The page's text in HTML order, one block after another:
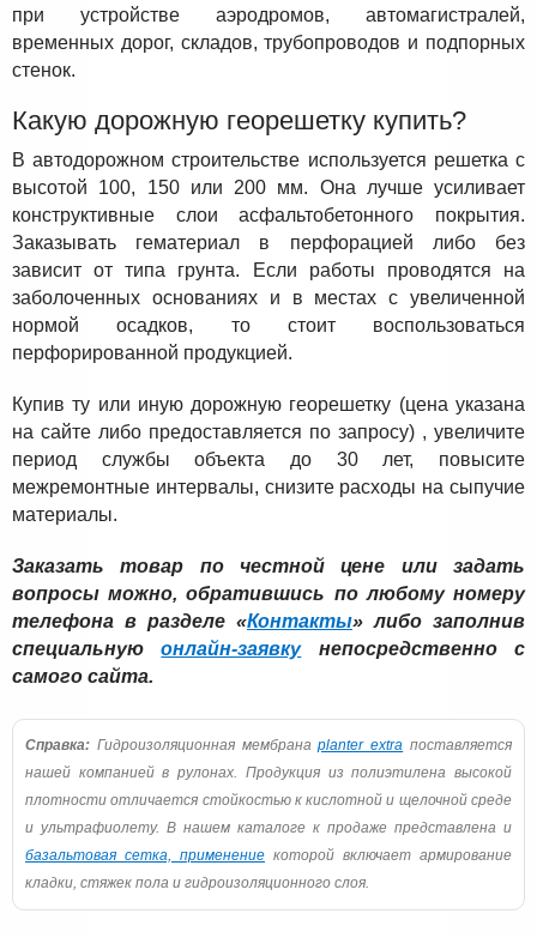
при устройстве аэродромов, автомагистралей,
временных дорог, складов, трубопроводов и подпорных
стенок.
Какую дорожную георешетку купить?
В автодорожном строительстве используется решетка с
высотой 100, 150 или 200 мм. Она лучше усиливает
конструктивные слои асфальтобетонного покрытия.
Заказывать гематериал в перфорацией либо без
зависит от типа грунта. Если работы проводятся на
заболоченных основаниях и в местах с увеличенной
нормой осадков, то стоит воспользоваться
перфорированной продукцией.
Купив ту или иную дорожную георешетку (цена указана
на сайте либо предоставляется по запросу) , увеличите
период службы объекта до 30 лет, повысите
межремонтные интервалы, снизите расходы на сыпучие
материалы.
Заказать товар по честной цене или задать
вопросы можно, обратившись по любому номеру
телефона в разделе «Контакты» либо заполнив
специальнуюонлайн-заявкунепосредственно с
самого сайта.
Справка: Гидроизоляционная мембранаplanter extra поставляется
нашей компанией в рулонах. Продукция из полиэтилена высокой
плотности отличается стойкостью к кислотной и щелочной среде
и ультрафиолету. В нашем каталоге к продаже представлена и
базальтовая сетка, применение которой включает армирование
кладки, стяжек пола и гидроизоляционного слоя.